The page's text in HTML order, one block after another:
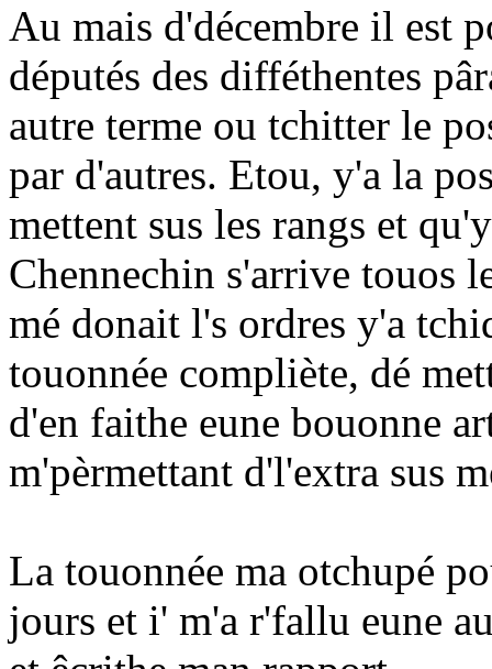
Au mais d'décembre il est
députés des difféthentes
autre terme ou tchitter le
par d'autres. Etou, y'a la
mettent sus les rangs et
Chennechin s'arrive touos
mé donait l's ordres y'a
touonnée compliète, dé
d'en faithe eune bouonne
m'pèrmettant d'l'extra sus
La touonnée ma otchupé
jours et i' m'a r'fallu eune